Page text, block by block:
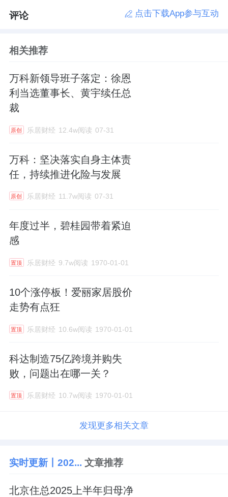
评论 点击下载App参与互动
相关推荐
万科新领导班子落定：徐恩
利当选董事长、黄宇续任总
裁
原创 乐居财经 12.4w阅读 07-31
万科：坚决落实自身主体责
任，持续推进化险与发展
原创 乐居财经 11.7w阅读 07-31
年度过半，碧桂园带着紧迫
感
置顶 乐居财经 9.7w阅读 1970-01-01
10个涨停板！爱丽家居股价
走势有点狂
置顶 乐居财经 10.6w阅读 1970-01-01
科达制造75亿跨境并购失
败，问题出在哪一关？
置顶 乐居财经 10.7w阅读 1970-01-01
发现更多相关文章
实时更新丨202... 文章推荐
北京住总2025上半年归母净